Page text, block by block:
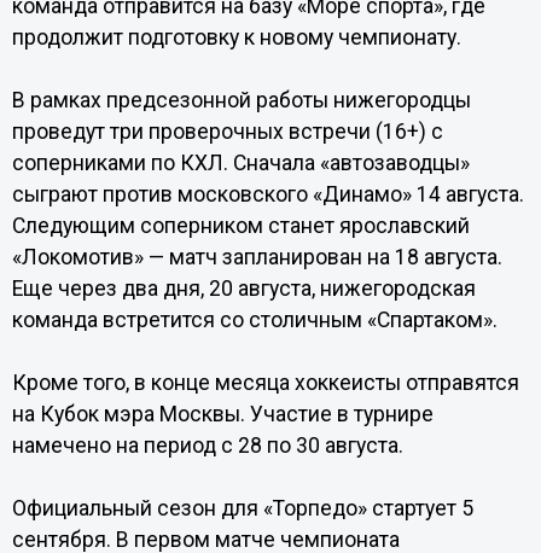
команда отправится на базу «Море спорта», где
продолжит подготовку к новому чемпионату.
В рамках предсезонной работы нижегородцы
проведут три проверочных встречи (16+) с
соперниками по КХЛ. Сначала «автозаводцы»
сыграют против московского «Динамо» 14 августа.
Следующим соперником станет ярославский
«Локомотив» — матч запланирован на 18 августа.
Еще через два дня, 20 августа, нижегородская
команда встретится со столичным «Спартаком».
Кроме того, в конце месяца хоккеисты отправятся
на Кубок мэра Москвы. Участие в турнире
намечено на период с 28 по 30 августа.
Официальный сезон для «Торпедо» стартует 5
сентября. В первом матче чемпионата